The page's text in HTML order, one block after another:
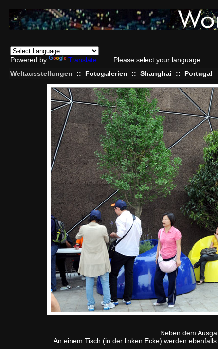
Powered by Translate
Please select your language
Weltausstellungen
:: Fotogalerien :: Shanghai :: Portugal
Neben dem
An einem Tisch (in der linken Ecke) werden